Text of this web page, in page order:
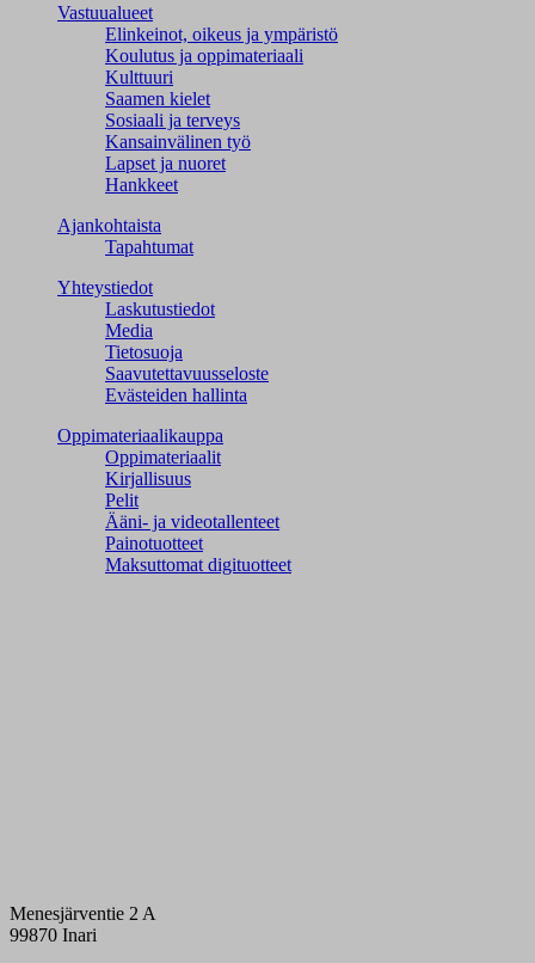
Vastuualueet
Elinkeinot, oikeus ja ympäristö
Koulutus ja oppimateriaali
Kulttuuri
Saamen kielet
Sosiaali ja terveys
Kansainvälinen työ
Lapset ja nuoret
Hankkeet
Ajankohtaista
Tapahtumat
Yhteystiedot
Laskutustiedot
Media
Tietosuoja
Saavutettavuusseloste
Evästeiden hallinta
Oppimateriaalikauppa
Oppimateriaalit
Kirjallisuus
Pelit
Ääni- ja videotallenteet
Painotuotteet
Maksuttomat digituotteet
Menesjärventie 2 A
99870 Inari